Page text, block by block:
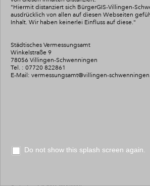
Esri,
0 3 6km
Liegenschaftskarte VS
Angebote für Menschen mit Behinderung
Bauen
Baustellen
"Hiermit distanziert sich BürgerGIS-Villingen-
ausdrücklich von allen auf diesen Webseiten
Inhalt. Wirhaben keinerlei Einfluss auf diese."
Städtisches Vermessungsamt
Winkelstraße 9
78056 Villingen-Schwenningen
Tel. : 07720 822861
E-Mail: vermessungsamt@villingen-
Do not show this splash screen again.